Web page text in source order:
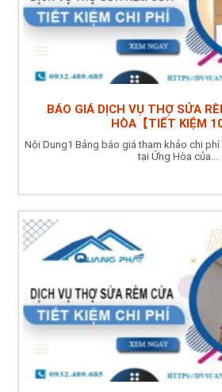
BÁO GIÁ DỊCH VỤ THỢ SỬA
HÒA【TIẾT KIỆM
Nội Dung1 Bảng báo giá tham khảo chi
tại Ứng Hòa của...